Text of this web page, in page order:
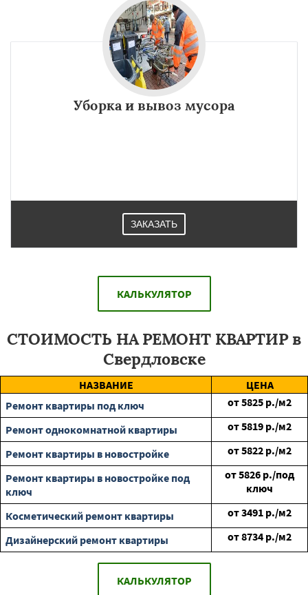
Уборка и вывоз мусора
ЗАКАЗАТЬ
КАЛЬКУЛЯТОР
СТОИМОСТЬ НА РЕМОНТ КВАРТИР в
Свердловске
НАЗВАНИЕ
ЦЕНА
Ремонт квартиры под ключ
от5825 р./м2
Ремонт однокомнатной квартиры
от5819 р./м2
Ремонт квартиры в новостройке
от5822 р./м2
Ремонт квартиры в новостройке под
ключ
от5826 р./под
ключ
Косметический ремонт квартиры
от3491 р./м2
Дизайнерский ремонт квартиры
от8734 р./м2
КАЛЬКУЛЯТОР